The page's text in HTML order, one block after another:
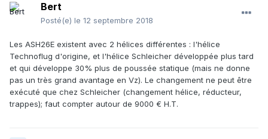
Bert
Posté(e) le 12 septembre 2018
Les ASH26E existent avec 2 hélices différentes : l'hélice
Technoflug d'origine, et l'hélice Schleicher développée plus tard
et qui développe 30% plus de poussée statique (mais ne donne
pas un très grand avantage en Vz). Le changement ne peut être
exécuté que chez Schleicher (changement hélice, réducteur,
trappes); faut compter autour de 9000 € H.T.